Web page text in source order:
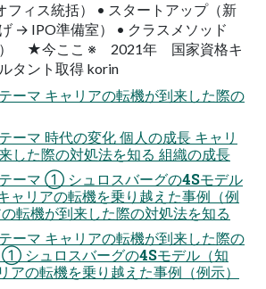
フィス統括） • スタートアップ（新
→ IPO準備室） • クラスメソッド
） ★今ここ ※ 2021年 国家資格キ
タント取得 korin
ーマ キャリアの転機が到来した際の
ーマ 時代の変化 個人の成長 キャリ
した際の対処法を知る 組織の成長
ーマ ① シュロスバーグの4Sモデル
ャリアの転機を乗り越えた事例（例
転機が到来した際の対処法を知る
ーマ キャリアの転機が到来した際の
① シュロスバーグの4Sモデル（知
の転機を乗り越えた事例（例示）